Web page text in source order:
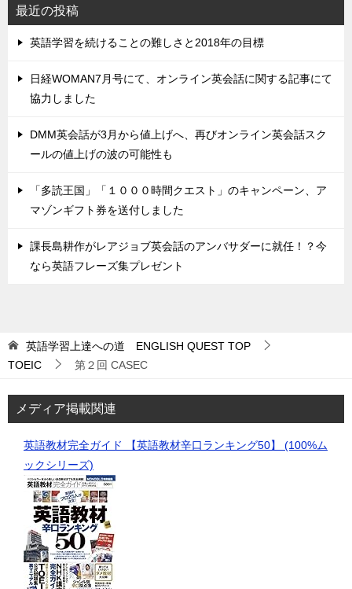
最近の投稿
英語学習を続けることの難しさと2018年の目標
日経WOMAN7月号にて、オンライン英会話に関する記事にて
協力しました
DMM英会話が3月から値上げへ、再びオンライン英会話スク
ールの値上げの波の可能性も
「多読王国」「１０００時間クエスト」のキャンペーン、ア
マゾンギフト券を送付しました
課長島耕作がレアジョブ英会話のアンバサダーに就任！？今
なら英語フレーズ集プレゼント
英語学習上達への道 ENGLISH QUEST TOP
TOEIC
第２回 CASEC
メディア掲載関連
英語教材完全ガイド 【英語教材辛口ランキング50】 (100%ム
ックシリーズ)